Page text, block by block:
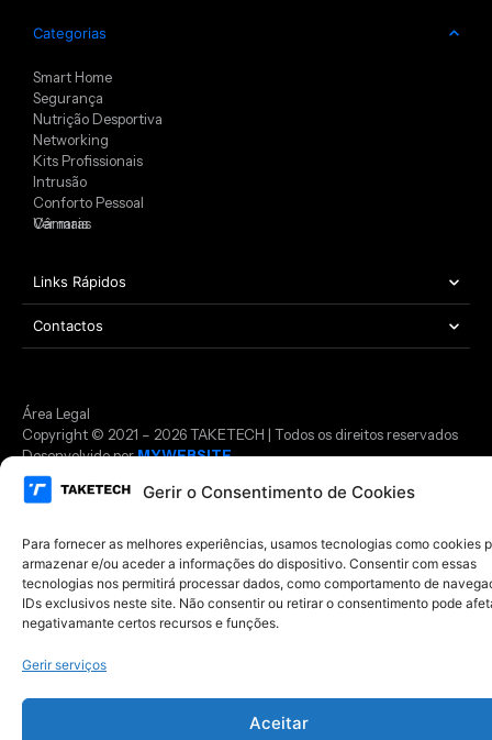
Gerir o Consentimento de Cookies
Para fornecer as melhores experiências, usamos tecnologias como cookies
armazenar e/ou aceder a informações do dispositivo. Consentir com essas
tecnologias nos permitirá processar dados, como comportamento de
IDs exclusivos neste site. Não consentir ou retirar o consentimento pode
negativamante certos recursos e funções.
Gerir serviços
Aceitar
Categorias
Smart Home
Segurança
Nutrição Desportiva
Networking
Kits Profissionais
Intrusão
Conforto Pessoal
Câmaras
Ver mais
Links Rápidos
Contactos
Copyright © 2021 – 2026 TAKETECH | Todos os direitos reservados
Desenvolvido porMYWEBSITE
Área Legal